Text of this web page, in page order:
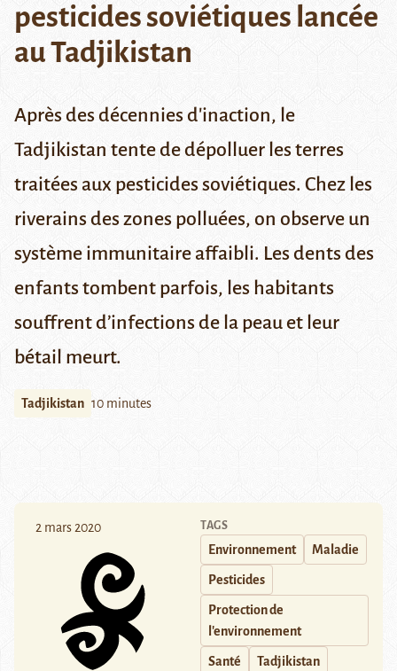
pesticides soviétiques lancée
au Tadjikistan
Après des décennies d'inaction, le
Tadjikistan tente de dépolluer les terres
traitées aux pesticides soviétiques. Chez les
riverains des zones polluées, on observe un
système immunitaire affaibli. Les dents des
enfants tombent parfois, les habitants
souffrent d’infections de la peau et leur
bétail meurt.
Tadjikistan 10 minutes
2 mars 2020 TAGS
Environnement Maladie
Pesticides
Protection de
l'environnement
Santé Tadjikistan